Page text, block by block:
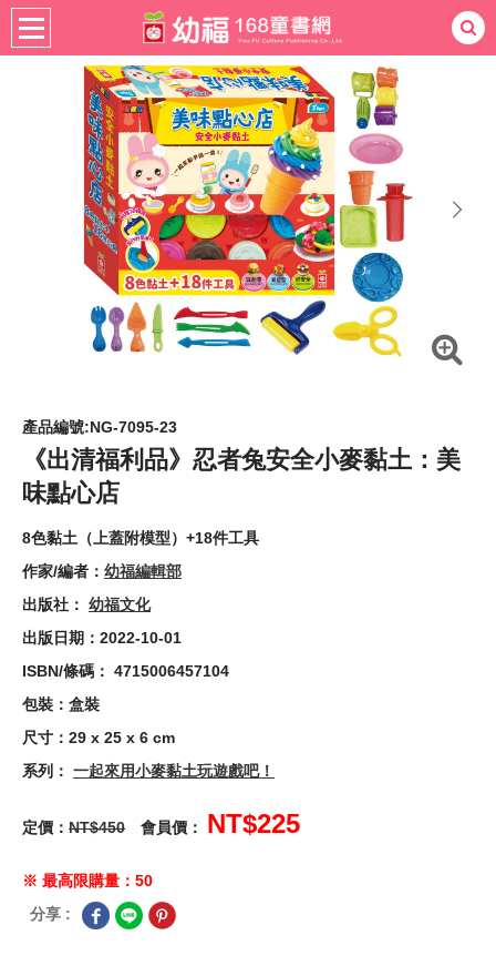
熱門：忍者兔ㄅㄆㄇ學習桌遊
手指按按
拼圖練習本積木黏土
3D立體書繪本讀本
書籍分齡 適用年齡 4-6歲
next
產品編號:NG-7095-23
《出清福利品》忍者兔安全小麥黏土：美
味點心店
8色黏土（上蓋附模型）+18件工具
作家/編者： 幼福編輯部
出版社： 幼福文化
出版日期：2022-10-01
ISBN/條碼： 4715006457104
包裝：盒裝
尺寸：29 x 25 x 6 cm
系列： 一起來用小麥黏土玩遊戲吧！
定價： NT$450 會員價： NT$225
※ 最高限購量：50
分享 :